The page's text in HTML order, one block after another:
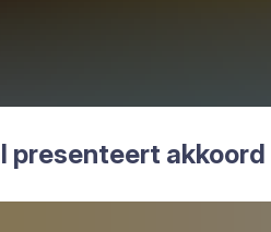
pre­sen­teert akkoord